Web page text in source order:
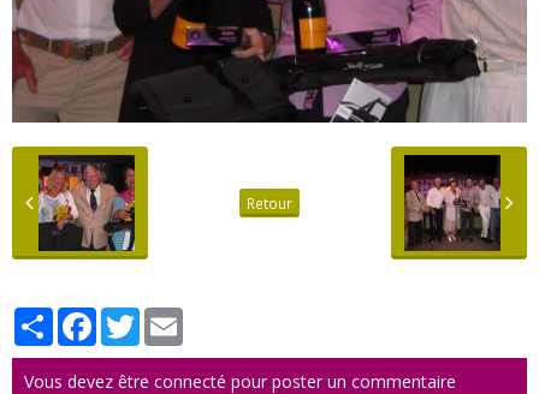
Retour
PartagerFacebook
Twitter
Vous devez être connecté pour poster un commentaire